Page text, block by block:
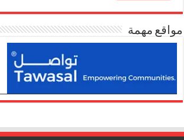
مواقع مهمة